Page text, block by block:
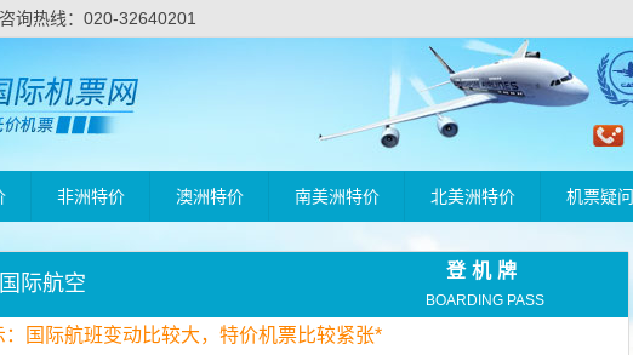
询热线：020-32640201
非洲特价 澳洲特价 南美洲特价 北美洲特价 机票疑问
际航空
登机牌
BOARDING PASS
：国际航班变动比较大，特价机票比较紧张*